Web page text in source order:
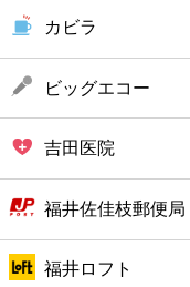
カビラ
ビッグエコー
吉田医院
福井佐佳枝郵便局
福井ロフト